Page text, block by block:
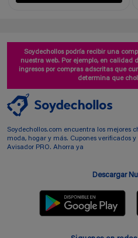
Soydechollos podría recibir una
nuestra web. Por ejemplo, en calidad
ingresos por compras adscritas que
determina que
Soydechollos.com encuentra los mejores
moda, hogar y más. Cupones verificados
Avisador PRO. Ahorra ya
Descargar